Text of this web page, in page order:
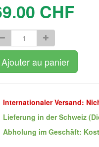
CHF
Ajouter au panier
Internationaler Versand:
Lieferung in der Schweiz
Abholung im Geschäft: